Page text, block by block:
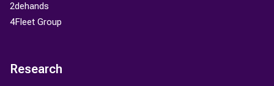
2dehands
4Fleet Group
Research